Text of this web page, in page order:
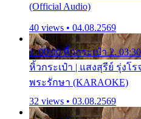
(Official Audio)
40 views • 04.08.2569
1. 00:00 หิ้วกระเป๋า 2.
หิ้วกระเป๋า | แสงสุรีย์ รุ่งโ
พระรักษา (KARAOKE)
32 views • 03.08.2569